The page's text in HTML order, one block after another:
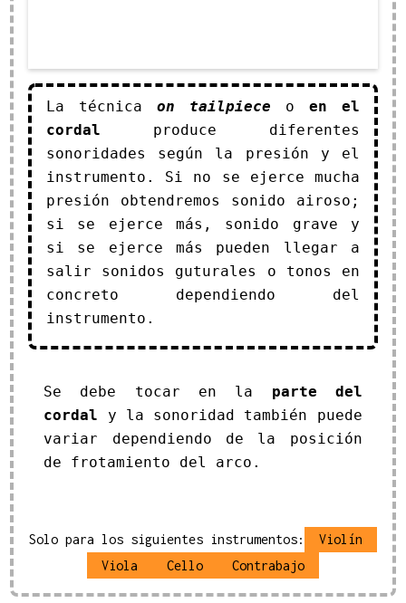
La técnicaon tailpiece o en el
cordal produce diferentes
sonoridades según la presión y el
instrumento. Si no se ejerce mucha
presión obtendremos sonido airoso;
si se ejerce más, sonido grave y
si se ejerce más pueden llegar a
salir sonidos guturales o tonos en
concreto dependiendo del
instrumento.
Se debe tocar en la parte del
cordal y la sonoridad también puede
variar dependiendo de la posición
de frotamiento del arco.
Solo para los siguientes instrumentos:
Violín
Viola
Cello Contrabajo